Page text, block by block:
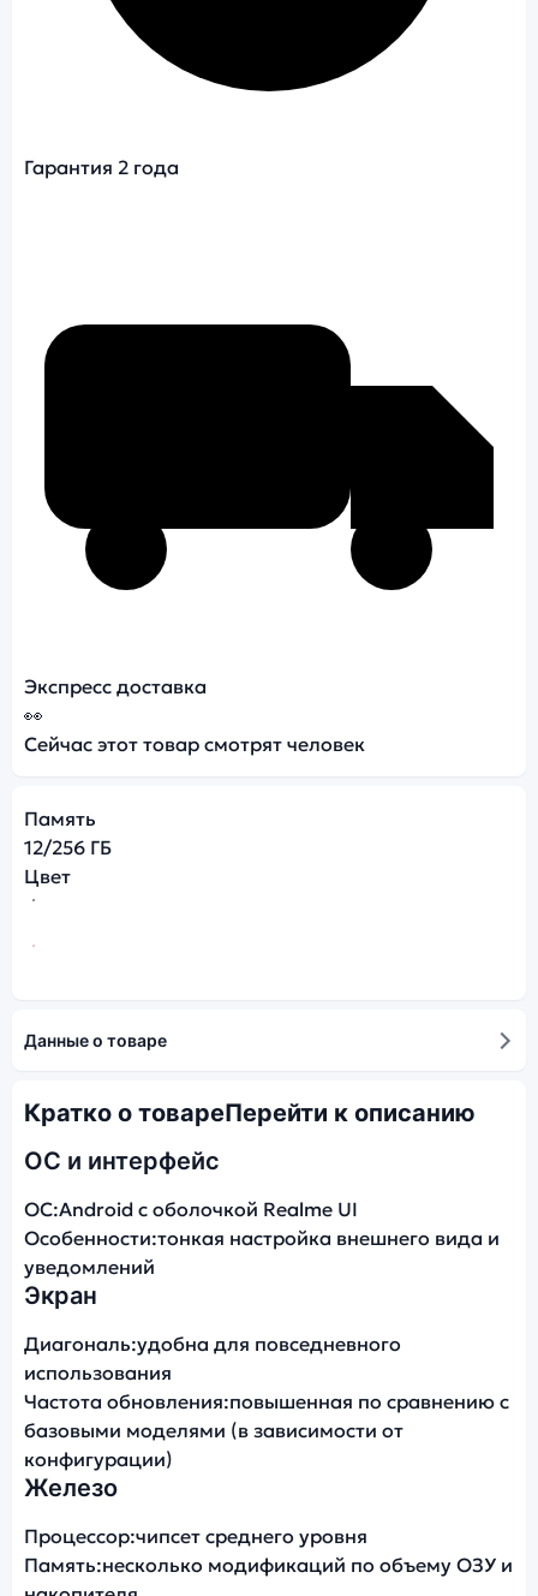
Гарантия 2 года
Экспресс доставка
👀
Сейчас этот товар смотрят человек
Память
12/256 ГБ
Цвет
Данные о товаре
Кратко о товареПерейти к описанию
ОС и интерфейс
ОС:Android с оболочкой Realme UI
Особенности:тонкая настройка внешнего вида и
уведомлений
Экран
Диагональ:удобна для повседневного
использования
Частота обновления:повышенная по сравнению с
базовыми моделями (в зависимости от
конфигурации)
Железо
Процессор:чипсет среднего уровня
Память:несколько модификаций по объему ОЗУ и